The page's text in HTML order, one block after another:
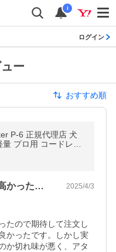
i
ログイン
ー
おすすめ順
P-6 正規代理店 犬
プロ用 コードレス
ルフカット 初心者
レビューを見てとても評価が高かったので… 2025/4/3
たので期待して注文し
かったです。しかし実
か切れ味が悪く、アタ